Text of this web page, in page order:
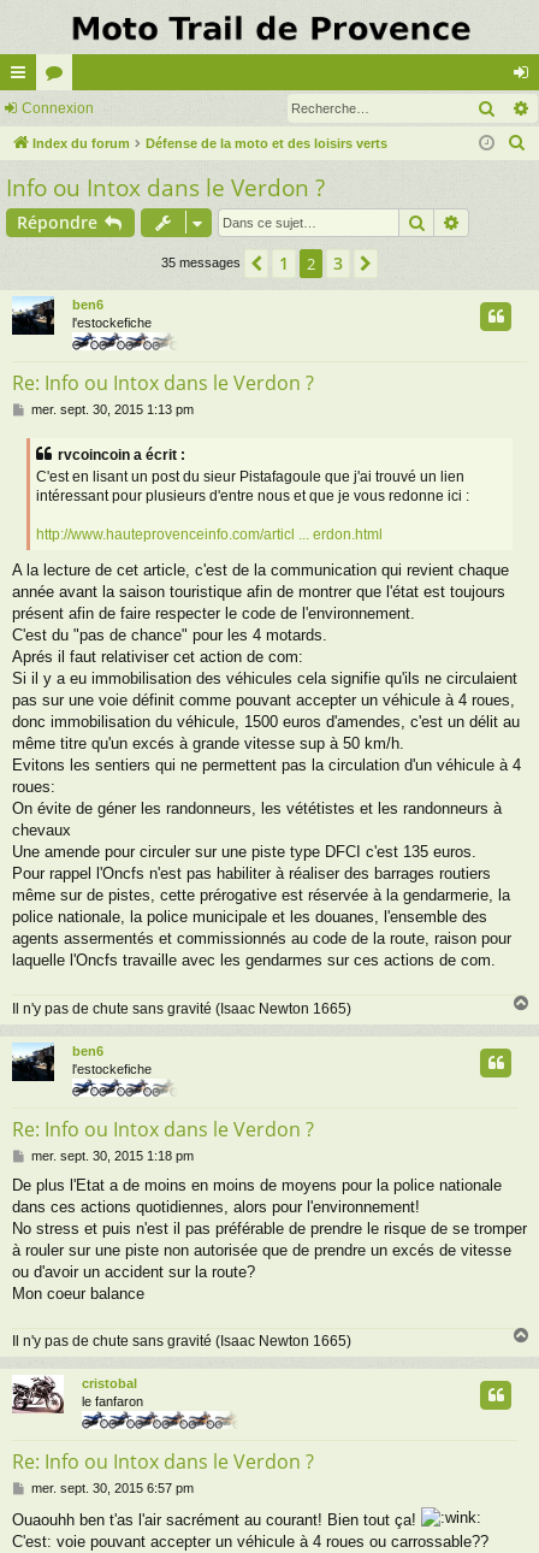
cc
ès
ra
pi
or
u
m
s
on
ne
Connexion
Index du forum Défense de la moto et des loisirs verts
Info ou Intox dans le Verdon ?
Répondre Rechercher
35 messages Précédente
1 2 3
ben6
l'estockefiche
Re: Info ou Intox dans le Verdon ?
M
mer. sept. 30, 2015 1:13 pm
rvcoincoin a écrit :
C'est en lisant un post du sieur Pistafagoule que j'ai trouvé un lien
intéressant pour plusieurs d'entre nous et que je vous redonne ici :
http://www.hauteprovenceinfo.com/articl ... erdon.html
A la lecture de cet article, c'est de la communication qui revient chaque
année avant la saison touristique afin de montrer que l'état est toujours
présent afin de faire respecter le code de l'environnement.
C'est du "pas de chance" pour les 4 motards.
Aprés il faut relativiser cet action de com:
Si il y a eu immobilisation des véhicules cela signifie qu'ils ne circulaient
pas sur une voie définit comme pouvant accepter un véhicule à 4 roues,
donc immobilisation du véhicule, 1500 euros d'amendes, c'est un délit au
même titre qu'un excés à grande vitesse sup à 50 km/h.
Evitons les sentiers qui ne permettent pas la circulation d'un véhicule à 4
roues:
On évite de géner les randonneurs, les vététistes et les randonneurs à
chevaux
Une amende pour circuler sur une piste type DFCI c'est 135 euros.
Pour rappel l'Oncfs n'est pas habiliter à réaliser des barrages routiers
même sur de pistes, cette prérogative est réservée à la gendarmerie, la
police nationale, la police municipale et les douanes, l'ensemble des
agents assermentés et commissionnés au code de la route, raison pour
laquelle l'Oncfs travaille avec les gendarmes sur ces actions de com.
Il n'y pas de chute sans gravité (Isaac Newton 1665)
a
ben6
l'estockefiche
Re: Info ou Intox dans le Verdon ?
M
s
s
a
g
mer. sept. 30, 2015 1:18 pm
De plus l'Etat a de moins en moins de moyens pour la police nationale
dans ces actions quotidiennes, alors pour l'environnement!
No stress et puis n'est il pas préférable de prendre le risque de se tromper
à rouler sur une piste non autorisée que de prendre un excés de vitesse
ou d'avoir un accident sur la route?
Mon coeur balance
Il n'y pas de chute sans gravité (Isaac Newton 1665)
cristobal
le fanfaron
Re: Info ou Intox dans le Verdon ?
M
s
s
mer. sept. 30, 2015 6:57 pm
Ouaouhh ben t'as l'air sacrément au courant! Bien tout ça!
C'est: voie pouvant accepter un véhicule à 4 roues ou carrossable??